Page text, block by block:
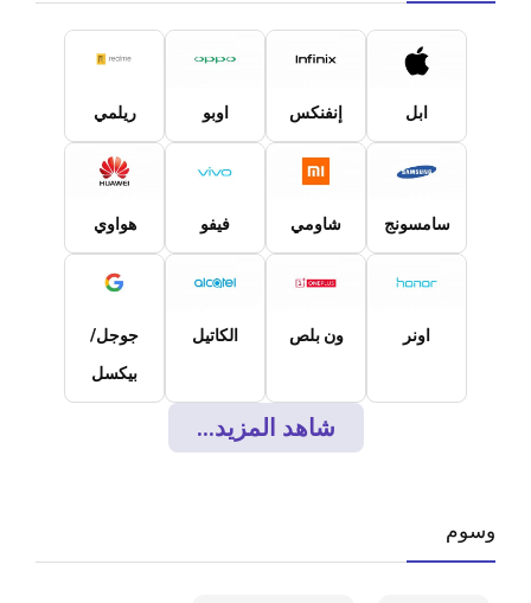
ابل إنفنكس اوبو ريلمي
سامسونج شاومي فيفو هواوي
اونر ون بلص الكاتيل
جوجل/
بيكسل
شاهد المزيد...
وسوم